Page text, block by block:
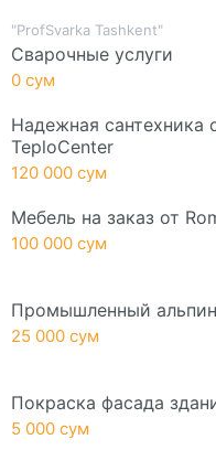
"ProfSvarka Tashkent"
Сварочные услуги
0 сум
Надежная сантехника
TeploCenter
120 000 сум
Мебель на заказ от
100 000 сум
Промышленный
25 000 сум
Покраска фасада
5 000 сум